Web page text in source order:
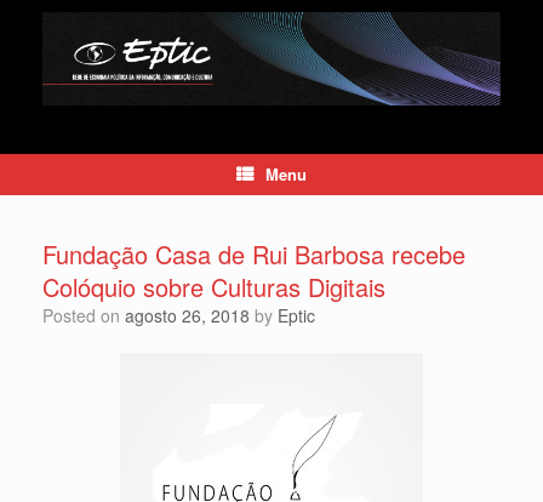
Menu
Fundação Casa de Rui Barbosa recebe
Colóquio sobre Culturas Digitais
Posted on agosto 26, 2018 by Eptic